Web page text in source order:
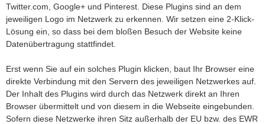
Twitter.com, Google+ und Pinterest. Diese Plugins sind an dem
jeweiligen Logo im Netzwerk zu erkennen. Wir setzen eine 2-Klick-
Lösung ein, so dass bei dem bloßen Besuch der Website keine
Datenübertragung stattfindet.
Erst wenn Sie auf ein solches Plugin klicken, baut Ihr Browser eine
direkte Verbindung mit den Servern des jeweiligen Netzwerkes auf.
Der Inhalt des Plugins wird durch das Netzwerk direkt an Ihren
Browser übermittelt und von diesem in die Webseite eingebunden.
Sofern diese Netzwerke ihren Sitz außerhalb der EU bzw. des EWR